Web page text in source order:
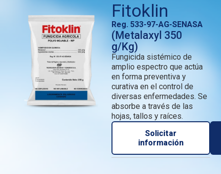
Fitoklin
Reg. 533-97-AG-SENASA
(Metalaxyl 350
g/Kg)
Fungicida sistémico de
amplio espectro que actúa
en forma preventiva y
curativa en el control de
diversas enfermedades. Se
absorbe a través de las
hojas, tallos y raíces.
Solicitar
información